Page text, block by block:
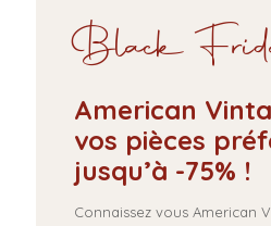
Black
American
vos pièces
jusqu’à -75% !
Connaissez vous American